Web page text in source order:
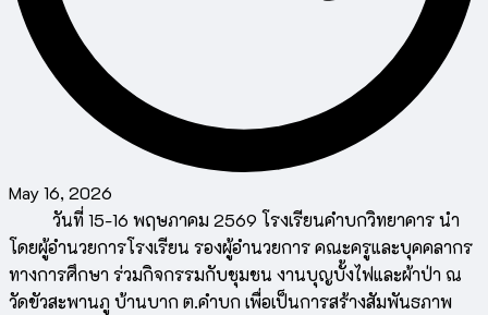
May 16, 2026
วันที่ 15-16 พฤษภาคม 2569 โรงเรียนคำบกวิทยาคาร นำ
โดยผู้อำนวยการโรงเรียน รองผู้อำนวยการ คณะครูและบุคคลากร
ทางการศึกษา ร่วมกิจกรรมกับชุมชน งานบุญบั้งไฟและผ้าป่า ณ
วัดขัวสะพานภู บ้านบาก ต.คำบก เพื่อเป็นการสร้างสัมพันธภาพ